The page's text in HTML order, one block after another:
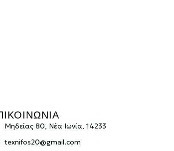
Μηδείας 80, Νέα Ιωνία, 14233
texnifos20@gmail.com